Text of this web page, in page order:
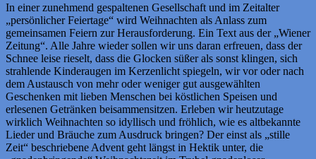
In einer zunehmend gespaltenen Gesellschaft und im Zeitalter
„persönlicher Feiertage“ wird Weihnachten als Anlass zum
gemeinsamen Feiern zur Herausforderung. Ein Text aus der „Wiener
Zeitung“. Alle Jahre wieder sollen wir uns daran erfreuen, dass der
Schnee leise rieselt, dass die Glocken süßer als sonst klingen, sich
strahlende Kinderaugen im Kerzenlicht spiegeln, wir vor oder nach
dem Austausch von mehr oder weniger gut ausgewählten
Geschenken mit lieben Menschen bei köstlichen Speisen und
erlesenen Getränken beisammensitzen. Erleben wir heutzutage
wirklich Weihnachten so idyllisch und fröhlich, wie es altbekannte
Lieder und Bräuche zum Ausdruck bringen? Der einst als „stille
Zeit“ beschriebene Advent geht längst in Hektik unter, die